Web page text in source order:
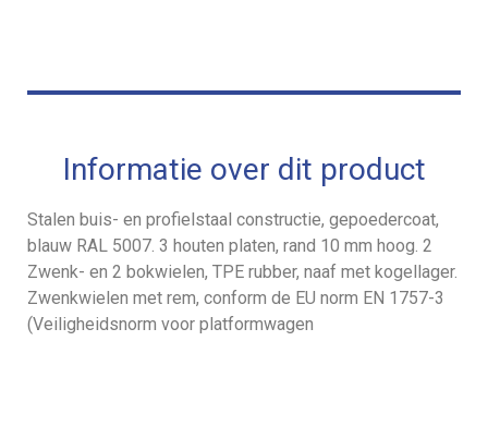
Informatie over dit product
Stalen buis- en profielstaal constructie, gepoedercoat,
blauw RAL 5007. 3 houten platen, rand 10 mm hoog. 2
Zwenk- en 2 bokwielen, TPE rubber, naaf met kogellager.
Zwenkwielen met rem, conform de EU norm EN 1757-3
(Veiligheidsnorm voor platformwagen